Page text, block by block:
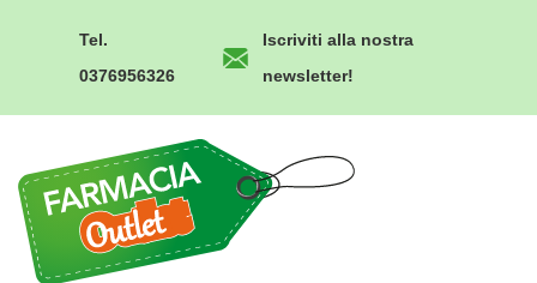
Tel.
0376956326
Iscriviti alla nostra
newsletter!
Outlet